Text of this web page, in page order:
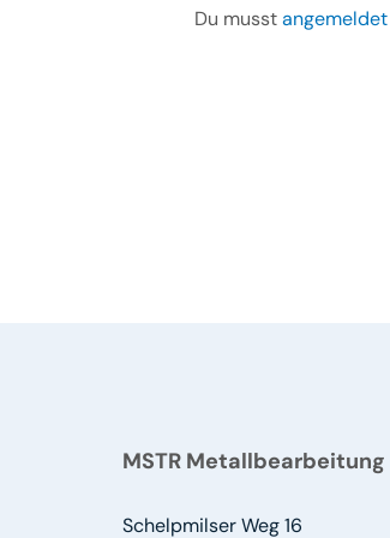
Du musstangemeldet
MSTR Metallbearbeitung
Schelpmilser Weg 16